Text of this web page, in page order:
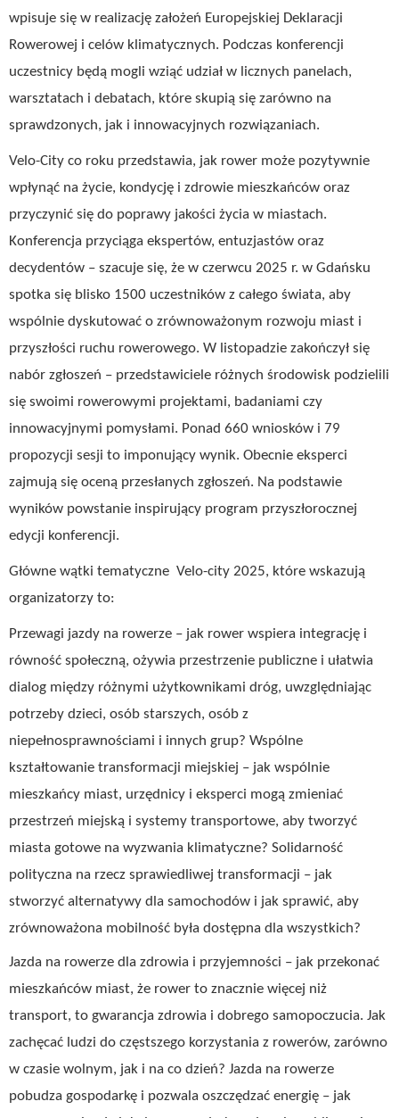
wpisuje się w realizację założeń Europejskiej Deklaracji
Rowerowej i celów klimatycznych. Podczas konferencji
uczestnicy będą mogli wziąć udział w licznych panelach,
warsztatach i debatach, które skupią się zarówno na
sprawdzonych, jak i innowacyjnych rozwiązaniach.
Velo-City co roku przedstawia, jak rower może pozytywnie
wpłynąć na życie, kondycję i zdrowie mieszkańców oraz
przyczynić się do poprawy jakości życia w miastach.
Konferencja przyciąga ekspertów, entuzjastów oraz
decydentów – szacuje się, że w czerwcu 2025 r. w Gdańsku
spotka się blisko 1500 uczestników z całego świata, aby
wspólnie dyskutować o zrównoważonym rozwoju miast i
przyszłości ruchu rowerowego. W listopadzie zakończył się
nabór zgłoszeń – przedstawiciele różnych środowisk podzielili
się swoimi rowerowymi projektami, badaniami czy
innowacyjnymi pomysłami. Ponad 660 wniosków i 79
propozycji sesji to imponujący wynik. Obecnie eksperci
zajmują się oceną przesłanych zgłoszeń. Na podstawie
wyników powstanie inspirujący program przyszłorocznej
edycji konferencji.
Główne wątki tematyczne Velo-city 2025, które wskazują
organizatorzy to:
Przewagi jazdy na rowerze – jak rower wspiera integrację i
równość społeczną, ożywia przestrzenie publiczne i ułatwia
dialog między różnymi użytkownikami dróg, uwzględniając
potrzeby dzieci, osób starszych, osób z
niepełnosprawnościami i innych grup? Wspólne
kształtowanie transformacji miejskiej – jak wspólnie
mieszkańcy miast, urzędnicy i eksperci mogą zmieniać
przestrzeń miejską i systemy transportowe, aby tworzyć
miasta gotowe na wyzwania klimatyczne? Solidarność
polityczna na rzecz sprawiedliwej transformacji – jak
stworzyć alternatywy dla samochodów i jak sprawić, aby
zrównoważona mobilność była dostępna dla wszystkich?
Jazda na rowerze dla zdrowia i przyjemności – jak przekonać
mieszkańców miast, że rower to znacznie więcej niż
transport, to gwarancja zdrowia i dobrego samopoczucia. Jak
zachęcać ludzi do częstszego korzystania z rowerów, zarówno
w czasie wolnym, jak i na co dzień? Jazda na rowerze
pobudza gospodarkę i pozwala oszczędzać energię – jak